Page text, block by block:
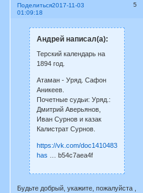
Поделиться 5
2017-11-03
01:09:18
Андрей написал(а):
Терский календарь на
1894 год.
Атаман - Уряд. Сафон
Аникеев.
Почетные судьи: Уряд.:
Дмитрий Аверьянов,
Иван Сурнов и казак
Калистрат Сурнов.
https://vk.com/
has … b54c7aea4f
Будьте добрый, укажите, пожалуйста ,